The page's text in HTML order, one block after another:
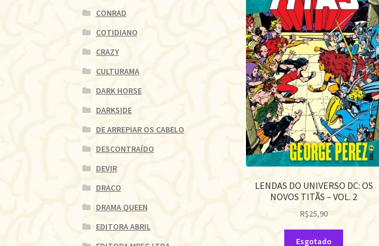
LENDAS DO UNIVERSO DC: OS
NOVOS TITÃS – VOL. 2
R$25,90
Esgotado
CONRAD
COTIDIANO
CRAZY
CULTURAMA
DARK HORSE
DARKSIDE
DE ARREPIAR OS CABELO
DESCONTRAÍDO
DEVIR
DRACO
DRAMA QUEEN
EDITORA ABRIL